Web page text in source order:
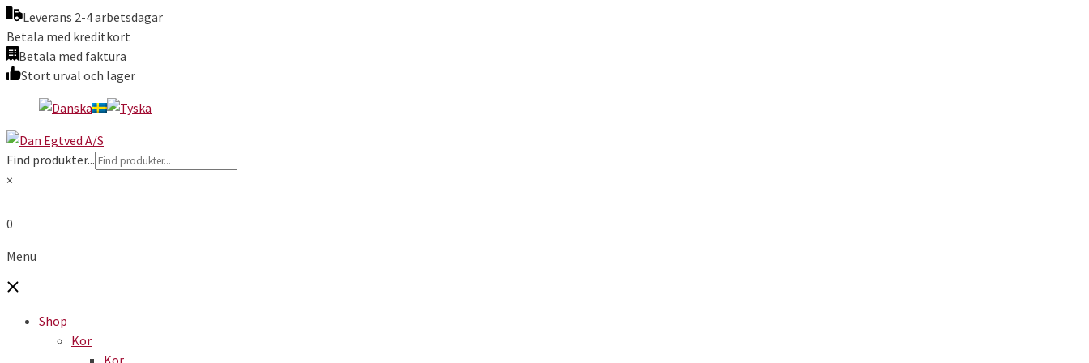
Leverans 2-4 arbetsdagar
Betala med kreditkort
Betala med faktura
Stort urval och lager
Find produkter...
×
0
Menu
Shop
Kor
Kor